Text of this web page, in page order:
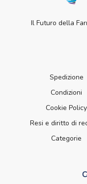
Il Futuro della
Spedizione
Condizioni
Cookie Policy
Resi e diritto di
Categorie